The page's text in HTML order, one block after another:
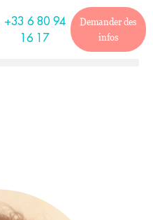
+33 6 80 94
16 17
Demander des
infos